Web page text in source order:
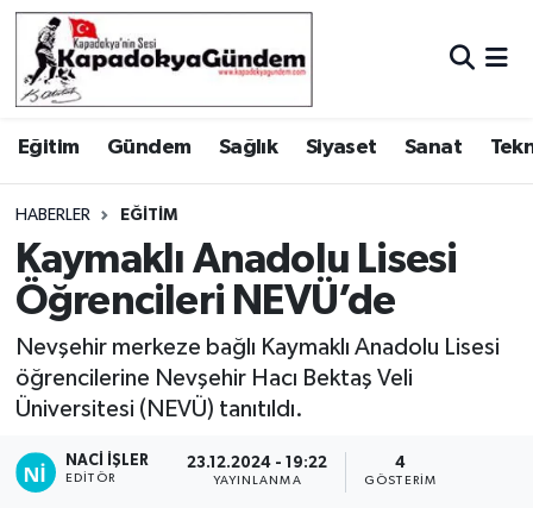
Eğitim Gündem Sağlık Siyaset Sanat
HABERLER EĞITIM
Kaymaklı Anadolu Lisesi
Öğrencileri NEVÜ’de
Nevşehir merkeze bağlı Kaymaklı Anadolu Lisesi
öğrencilerine Nevşehir Hacı Bektaş Veli
Üniversitesi (NEVÜ) tanıtıldı.
NACI İŞLER
EDITÖR
23.12.2024 - 19:22
YAYINLANMA
4
GÖSTERIM
Hava Durumu
Trafik Durumu
Süper Lig Puan Durumu ve Fikstür
Tüm Manşetler
Haber Arşivi